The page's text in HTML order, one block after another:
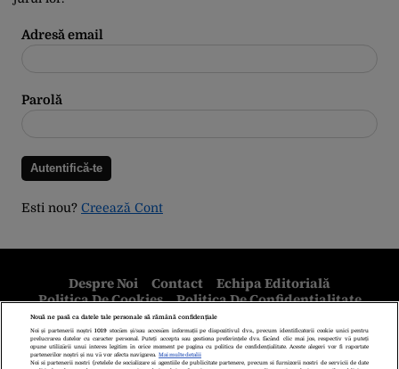
Adresă email
Parolă
Esti nou? Creează Cont
Despre Noi Contact
Echipa Editorială
Politica De Cookies
Politica De Confidențialitate
Termeni Și Condiții
copyright © 2026